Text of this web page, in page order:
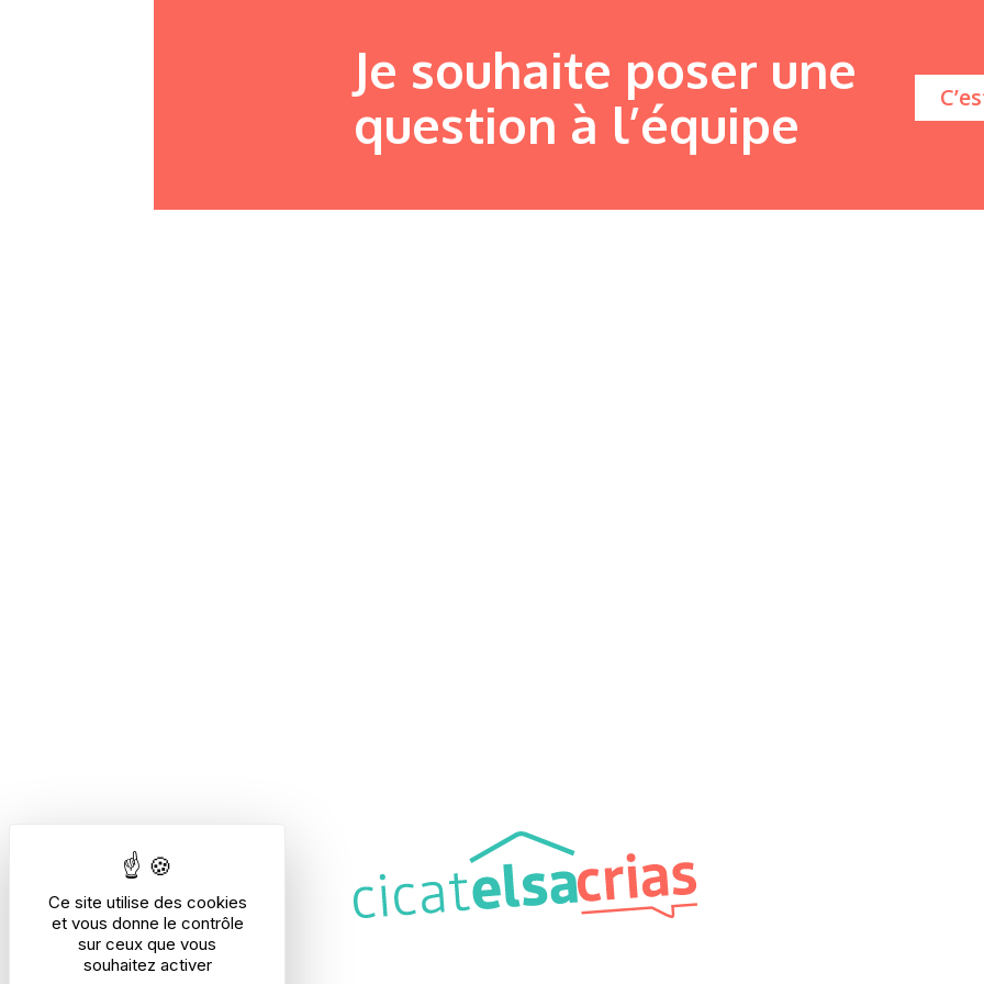
Ce site utilise des cookies
et vous donne le contrôle
sur ceux que vous
souhaitez activer
Je souhaite poser une
question à l’équipe